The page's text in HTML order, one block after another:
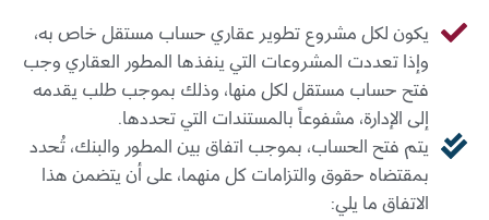
يكون لكل مشروع تطوير عقاري حساب مستقل خاص به،
وإذا تعددت المشروعات التي ينفذها المطور العقاري وجب
فتح حساب مستقل لكل منها، وذلك بموجب طلب يقدمه
إلى الإدارة، مشفوعاً بالمستندات التي تحددها.
يتم فتح الحساب، بموجب اتفاق بين المطور والبنك، تُحدد
بمقتضاه حقوق والتزامات كل منهما، على أن يتضمن هذا
الاتفاق ما يلي: